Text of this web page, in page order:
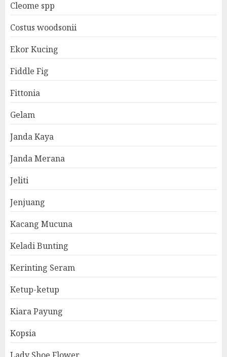
Cleome spp
Costus woodsonii
Ekor Kucing
Fiddle Fig
Fittonia
Gelam
Janda Kaya
Janda Merana
Jeliti
Jenjuang
Kacang Mucuna
Keladi Bunting
Kerinting Seram
Ketup-ketup
Kiara Payung
Kopsia